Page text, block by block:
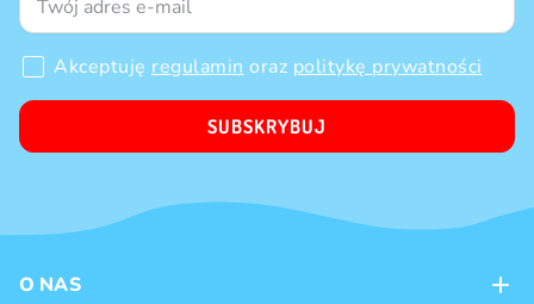
Akceptuję regulamin oraz politykę prywatności
SUBSKRYBUJ
O NAS